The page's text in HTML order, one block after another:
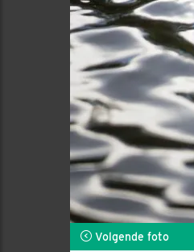
Volgende foto